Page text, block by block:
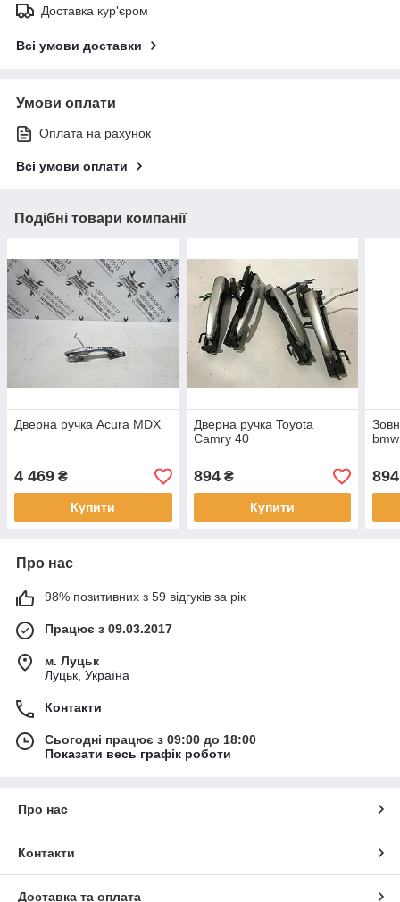
Доставка кур'єром
Всі умови доставки
Умови оплати
Оплата на рахунок
Всі умови оплати
Подібні товари компанії
Дверна ручка Acura MDX
4 469 ₴
Купити
Дверна ручка Toyota
Camry 40
894₴
Купити
894
Про нас
98% позитивних з 59 відгуків за рік
Працює з 09.03.2017
м. Луцьк
Луцьк, Україна
Контакти
Сьогодні працює з 09:00 до 18:00
Показати весь графік роботи
Про нас
Контакти
Доставка та оплата